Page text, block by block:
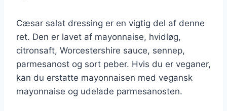
Cæsar salat dressing er en vigtig del af denne
ret. Den er lavet af mayonnaise, hvidløg,
citronsaft, Worcestershire sauce, sennep,
parmesanost og sort peber. Hvis du er veganer,
kan du erstatte mayonnaisen med vegansk
mayonnaise og udelade parmesanosten.